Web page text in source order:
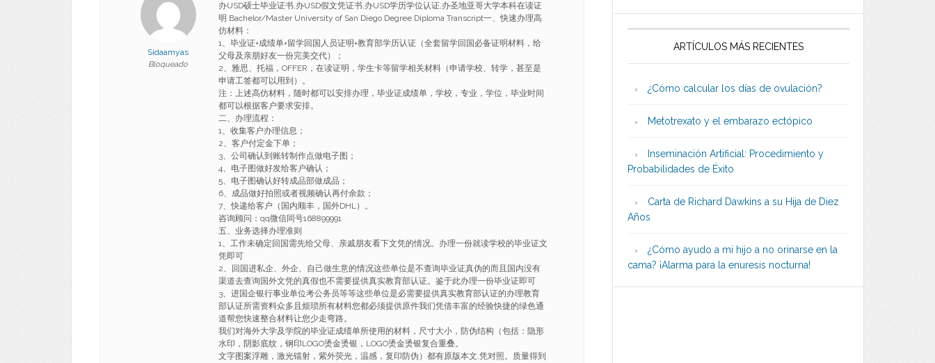
Sidaamyas
Bloqueado
办USD硕士毕业证书,办USD假文凭证书,办USD学历学位认证,办圣地亚哥大学本科在读证
明 Bachelor/Master University of San Diego Degree Diploma Transcript一、快速办理高
仿材料：
1、毕业证+成绩单+留学回国人员证明+教育部学历认证（全套留学回国必备证明材料，给
父母及亲朋好友一份完美交代）；
2、雅思、托福，OFFER，在读证明，学生卡等留学相关材料（申请学校、转学，甚至是
申请工签都可以用到）。
注：上述高仿材料，随时都可以安排办理，毕业证成绩单，学校，专业，学位，毕业时间
都可以根据客户要求安排。
二、办理流程：
1、收集客户办理信息；
2、客户付定金下单；
3、公司确认到账转制作点做电子图；
4、电子图做好发给客户确认；
5、电子图确认好转成品部做成品；
6、成品做好拍照或者视频确认再付余款；
7、快递给客户（国内顺丰，国外DHL）。
咨询顾问：qq微信同号168899991
五、业务选择办理准则
1、工作未确定回国需先给父母、亲戚朋友看下文凭的情况。办理一份就读学校的毕业证文
凭即可
2、回国进私企、外企、自己做生意的情况这些单位是不查询毕业证真伪的而且国内没有
渠道去查询国外文凭的真假也不需要提供真实教育部认证。鉴于此办理一份毕业证即可
3、进国企银行事业单位考公务员等等这些单位是必需要提供真实教育部认证的办理教育
部认证所需资料众多且烦琐所有材料您都必须提供原件我们凭借丰富的经验快捷的绿色通
道帮您快速整合材料让您少走弯路。
我们对海外大学及学院的毕业证成绩单所使用的材料，尺寸大小，防伪结构（包括：隐形
水印，阴影底纹，钢印LOGO烫金烫银，LOGO烫金烫银复合重叠。
文字图案浮雕，激光镭射，紫外荧光，温感，复印防伪）都有原版本文,凭对照。质量得到
ARTÍCULOS MÁS RECIENTES
¿Cómo calcular los días de ovulación?
Metotrexato y el embarazo ectópico
Inseminación Artificial: Procedimiento y
Probabilidades de Éxito
Carta de Richard Dawkins a su Hija de Diez
Años
¿Cómo ayudo a mi hijo a no orinarse en la
cama? ¡Alarma para la enuresis nocturna!